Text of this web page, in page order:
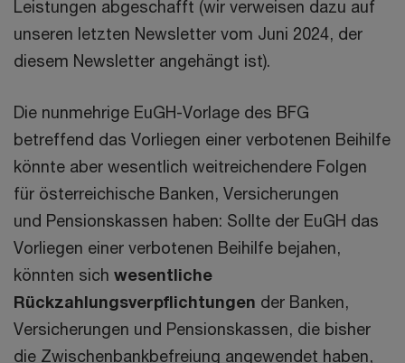
Leistungen abgeschafft (wir verweisen dazu auf
unseren letzten Newsletter vom Juni 2024, der
diesem Newsletter angehängt ist).
Die nunmehrige EuGH-Vorlage des BFG
betreffend das Vorliegen einer verbotenen Beihilfe
könnte aber wesentlich weitreichendere Folgen
für österreichische Banken, Versicherungen
und Pensionskassen haben: Sollte der EuGH das
Vorliegen einer verbotenen Beihilfe bejahen,
könnten sich wesentliche
Rückzahlungsverpflichtungen der Banken,
Versicherungen und Pensionskassen, die bisher
die Zwischenbankbefreiung angewendet haben,